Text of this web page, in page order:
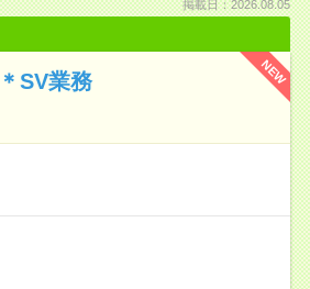
掲載日：2026.08.05
NEW
SV業務